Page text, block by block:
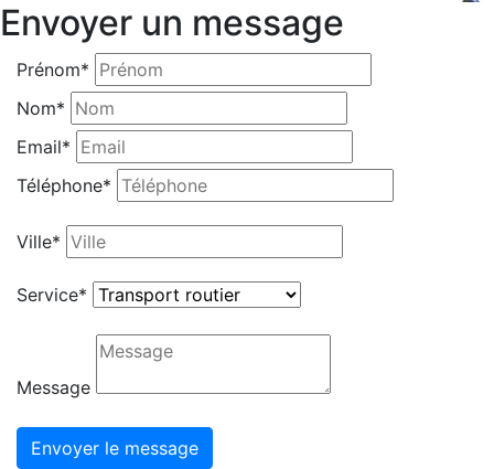
Envoyer un message
Prénom*
Nom*
Email*
Téléphone*
Ville*
Service*
Message
Envoyer le message